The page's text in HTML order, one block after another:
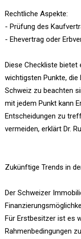
Rechtliche Aspekte:
- Prüfung des
- Ehevertrag oder
Diese Checkliste bietet
wichtigsten Punkte,
Schweiz zu beachten
mit jedem Punkt kann
Entscheidungen zu
vermeiden, erklärt Dr.
Zukünftige Trends in
Der Schweizer
Für Erstbesitzer ist es
Rahmenbedingungen